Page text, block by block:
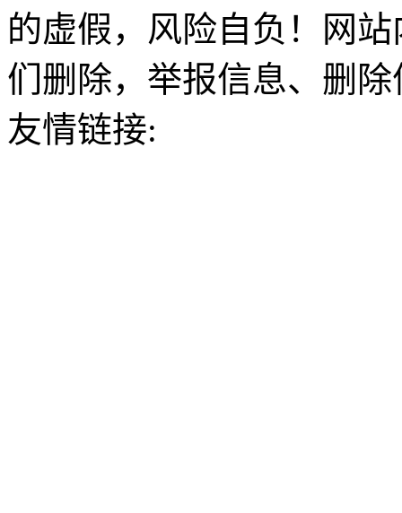
的虚假，风险自负！网
们删除，举报信息、删
友情链接: